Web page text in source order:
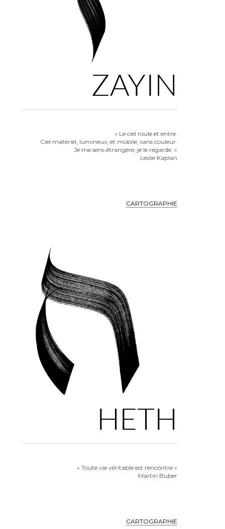
ZAYIN
« Le ciel roule et entre.
Ciel matériel, lumineux, et mobile, sans couleur.
Je me sens étrangère, je le regarde. »
Leslie Kaplan
CARTOGRAPHIE
HETH
« Toute vie véritable est rencontre »
Martin Buber
CARTOGRAPHIE